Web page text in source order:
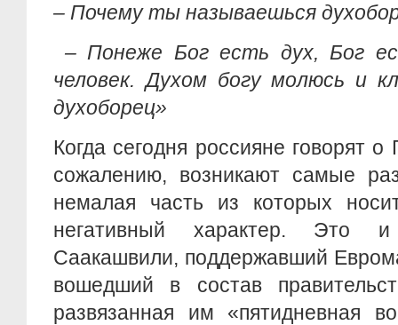
– Почему ты называешься
– Понеже Бог есть дух, Бог
человек. Духом богу молюсь и
духоборец»
Когда сегодня россияне говорят о
сожалению, возникают самые
немалая часть из которых
негативный характер. Это
Саакашвили, поддержавший
вошедший в состав
развязанная им «пятидневная